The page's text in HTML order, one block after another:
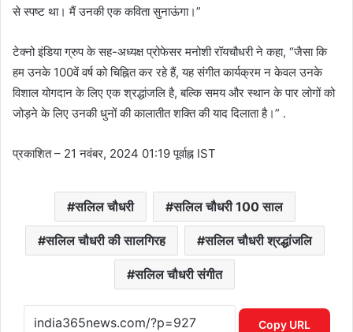
से स्पष्ट था। मैं उनकी एक कविता सुनाऊंगा।”
टेक्नो इंडिया ग्रुप के सह-अध्यक्ष प्रोफेसर मनोशी रॉयचौधरी ने कहा, “जैसा कि
हम उनके 100वें वर्ष को चिह्नित कर रहे हैं, यह संगीत कार्यक्रम न केवल उनके
विशाल योगदान के लिए एक श्रद्धांजलि है, बल्कि समय और स्थान के पार लोगों को
जोड़ने के लिए उनकी धुनों की कालातीत शक्ति की याद दिलाता है।” .
प्रकाशित– 21 नवंबर, 2024 01:19 पूर्वाह्न IST
सलिल चौधरी सलिल चौधरी 100 साल
सलिल चौधरी की सालगिरह सलिल चौधरी श्रद्धांजलि
सलिल चौधरी संगीत
Copy URL